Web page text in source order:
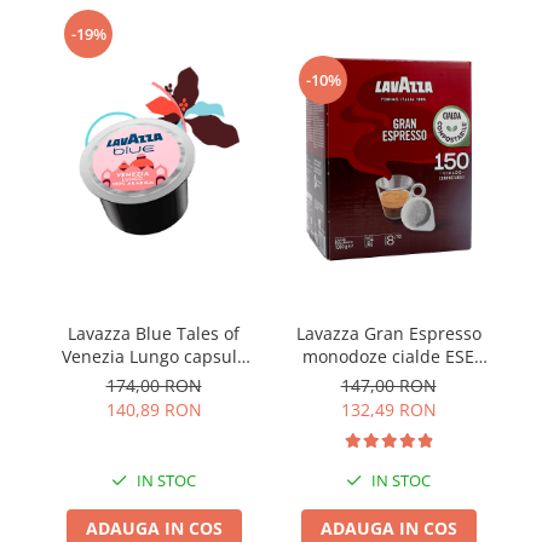
Capsule de Cafea
Cafea macinata
-19%
Lavazza Blue Tales of
Venezia Lungo capsule
100buc
174,00 RON
140,89 RON
IN STOC
ADAUGA IN COS
-10%
Lavazza Gran Espresso
monodoze cialde ESE
150buc
147,00 RON
132,49 RON
IN STOC
ADAUGA IN COS